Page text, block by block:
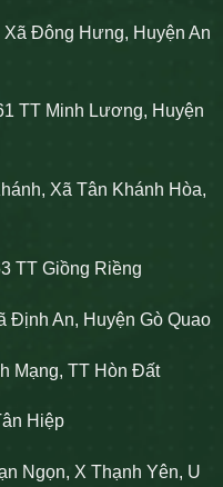
Đông Hưng, Huyện An
TT Minh Lương, Huyện
Xã Tân Khánh Hòa,
TT Giồng Riềng
Định An, Huyện Gò Quao
Mạng, TT Hòn Đất
Hiệp
Ngọn, X Thạnh Yên, U